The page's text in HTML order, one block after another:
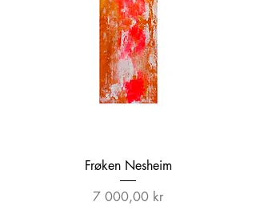
Frøken Nesheim
Pris
7 000,00 kr